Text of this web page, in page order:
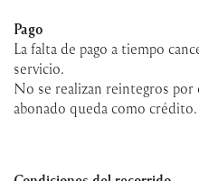
Pago
La falta de pago a tiempo
servicio.
No se realizan reintegros por
abonado queda como crédito.